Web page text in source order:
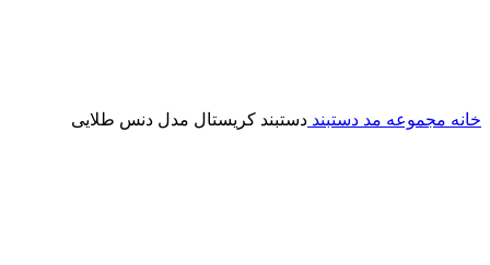
خانه مجموعه مد دستبند دستبند کریستال مدل دنس طلایی